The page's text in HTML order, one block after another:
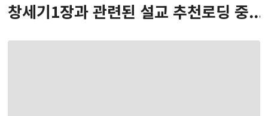
창세기1장과 관련된 설교 추천로딩 중...